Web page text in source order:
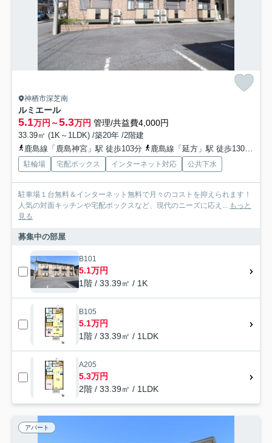
神栖市深芝南
ルミエール
5.1万円～5.3万円 管理/共益費4,000円
33.39㎡ (1K～1LDK) /築20年 /2階建
鹿島線「鹿島神宮」駅 徒歩103分
鹿島線「延方」駅 徒歩130分
駐輪場 宅配ボックス インターネット対応 公共下水
駐車場１台無料＆インターネット無料で月々のコストを抑えられます！
人気の対面キッチンや宅配ボックスなど、現代のニーズに応え... もっと
見る
募集中の部屋
B101
5.1万円
1階 / 33.39㎡ / 1K
B105
5.1万円
1階 / 33.39㎡ / 1LDK
A205
5.3万円
2階 / 33.39㎡ / 1LDK
アパート